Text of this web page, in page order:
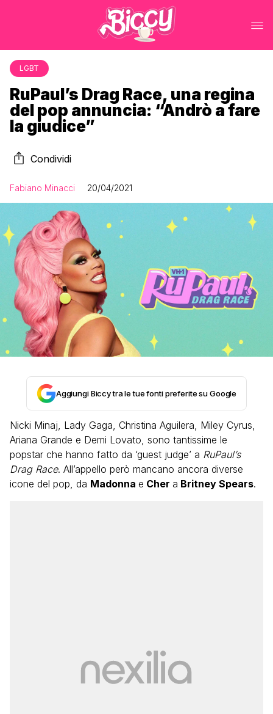
LGBT
RuPaul’s Drag Race, una regina
del pop annuncia: “Andrò a fare
la giudice”
Condividi
Fabiano Minacci 20/04/2021
Aggiungi Biccy tra le tue fonti preferite su Google
Nicki Minaj, Lady Gaga, Christina Aguilera, Miley Cyrus,
Ariana Grande e Demi Lovato, sono tantissime le
popstar che hanno fatto da ‘guest judge’ a RuPaul’s
Drag Race. All’appello però mancano ancora diverse
icone del pop, da Madonna e Cher a Britney Spears.